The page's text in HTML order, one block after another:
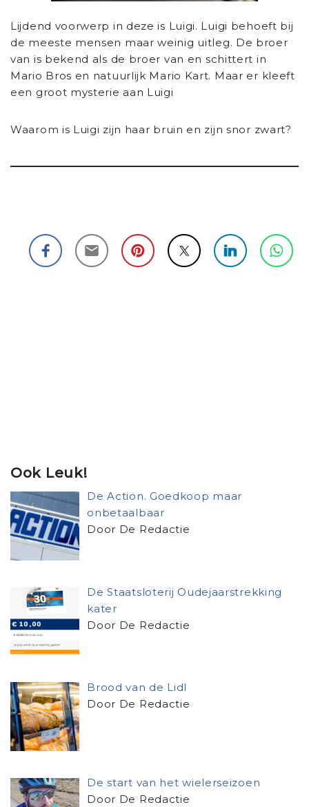
Lijdend voorwerp in deze is Luigi. Luigi behoeft bij
de meeste mensen maar weinig uitleg. De broer
van is bekend als de broer van en schittert in
Mario Bros en natuurlijk Mario Kart. Maar er kleeft
een groot mysterie aan Luigi
Waarom is Luigi zijn haar bruin en zijn snor zwart?
Ook Leuk!
De Action. Goedkoop maar
onbetaalbaar
Door De Redactie
De Staatsloterij Oudejaarstrekking
kater
Door De Redactie
Brood van de Lidl
Door De Redactie
De start van het wielerseizoen
Door De Redactie